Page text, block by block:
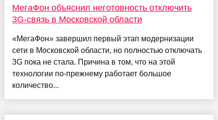
МегаФон объяснил неготовность отключить
3G-связь в Московской области
«МегаФон» завершил первый этап модернизации
сети в Московской области, но полностью отключать
3G пока не стала. Причина в том, что на этой
технологии по-прежнему работает большое
количество...